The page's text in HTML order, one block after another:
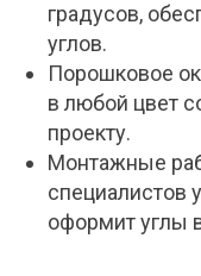
градусов,
углов.
Порошковое
в любой цвет
проекту.
Монтажные
специалистов
оформит углы